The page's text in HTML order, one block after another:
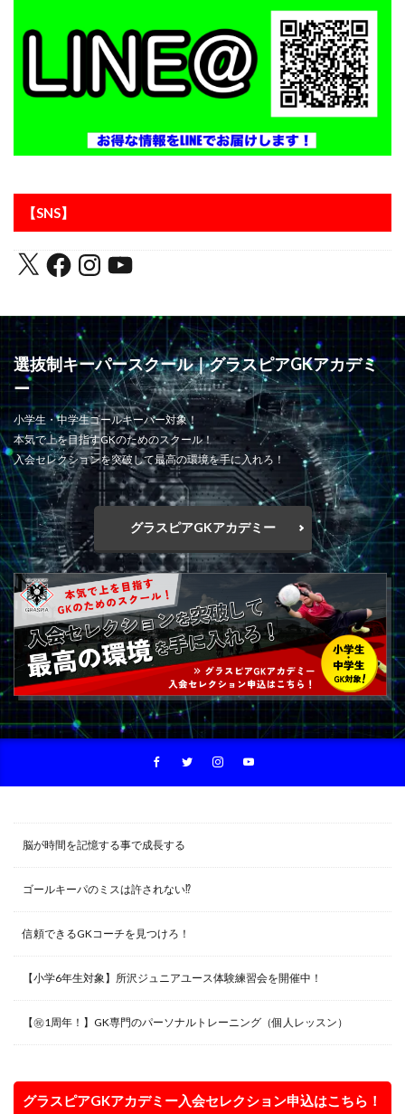
【SNS】
選抜制キーパースクール｜グラスピアGKアカデミ
ー
小学生・中学生ゴールキーパー対象！
本気で上を目指すGKのためのスクール！
入会セレクションを突破して最高の環境を手に入れろ！
グラスピアGKアカデミー
脳が時間を記憶する事で成長する
ゴールキーパのミスは許されない⁉︎
信頼できるGKコーチを見つけろ！
【小学6年生対象】所沢ジュニアユース体験練習会を開催中！
【㊗️1周年！】GK専門のパーソナルトレーニング（個人レッスン）
グラスピアGKアカデミー入会セレクション申込はこちら！
リツイート
リトリートライン
リバウンドメンタリティー
リバプール
レアルマドリー レガネス
レッズ
レッズユース
レベルアップ
ローリングダウン
世界基準
両足 中井卓大 中京大学
京都サンガ
人選
休む 休息 会津サントス
低弾道
体幹
体幹トレーニング
個別トレーニング
個別レッスン
入間
入間向陽高校
八幡平 初心者
利き足
前園杯
前園真聖 前期
前橋育英
加藤順大
勉強 動体視力 北九州
右足
向上心
喜び 基本 基本技術
基礎
埼玉
埼玉県 変わる 変化
大人
大宮アルディージャ
大宮アルディージャユース
大谷幸輝
失敗 失敗は成功の元
失点を減らす
子ども
完璧主義者 専門性
小6
小学4年生
小学6年生 小学生
小学生GK
山岸範宏
山形
川口能活
川島永嗣
川越 左足
心のエネルギー
心技体
怒られる 怒る 怒鳴り声
怖い
恐怖
意識 成績 成長 成長期
戦術
所沢
所沢ジュニアユース
所沢市
技術のプレースピード
指導者
捨てゾーン
横浜F.マリノスジュニアユース
次世代GKコーチ
止める
正しい動作
正しい身体の使い方
消極的なミス
清瀬 準備
炎の守護神
無料
狭山 留学 盛岡
眼球運動
積極的なミス
究極の余裕 答え
素早さ